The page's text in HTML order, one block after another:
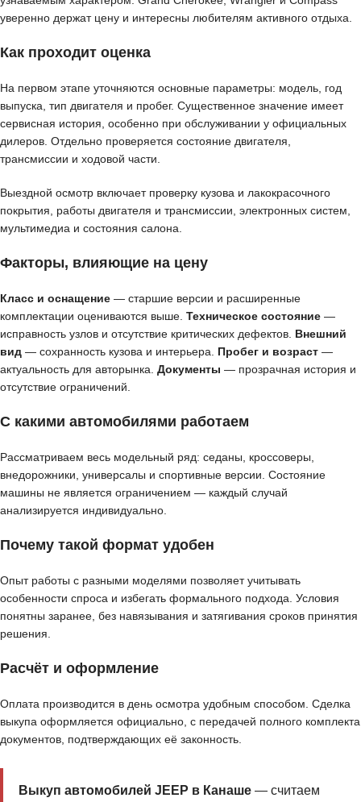
уверенно держат цену и интересны любителям активного отдыха.
Как проходит оценка
На первом этапе уточняются основные параметры: модель, год
выпуска, тип двигателя и пробег. Существенное значение имеет
сервисная история, особенно при обслуживании у официальных
дилеров. Отдельно проверяется состояние двигателя,
трансмиссии и ходовой части.
Выездной осмотр включает проверку кузова и лакокрасочного
покрытия, работы двигателя и трансмиссии, электронных систем,
мультимедиа и состояния салона.
Факторы, влияющие на цену
Класс и оснащение — старшие версии и расширенные
комплектации оцениваются выше. Техническое состояние —
исправность узлов и отсутствие критических дефектов. Внешний
вид — сохранность кузова и интерьера. Пробег и возраст —
актуальность для авторынка. Документы — прозрачная история и
отсутствие ограничений.
С какими автомобилями работаем
Рассматриваем весь модельный ряд: седаны, кроссоверы,
внедорожники, универсалы и спортивные версии. Состояние
машины не является ограничением — каждый случай
анализируется индивидуально.
Почему такой формат удобен
Опыт работы с разными моделями позволяет учитывать
особенности спроса и избегать формального подхода. Условия
понятны заранее, без навязывания и затягивания сроков принятия
решения.
Расчёт и оформление
Оплата производится в день осмотра удобным способом. Сделка
выкупа оформляется официально, с передачей полного комплекта
документов, подтверждающих её законность.
Выкуп автомобилей JEEP в Канаше— считаем